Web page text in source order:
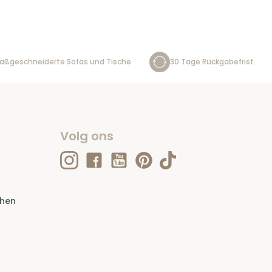
Sofas und Tische 30 Tage Rückgabefrist
Volg ons